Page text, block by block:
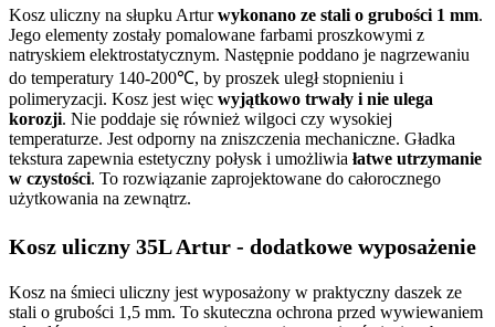
Kosz uliczny na słupku Arturwykonano ze stali o grubości 1 mm.
Jego elementy zostały pomalowane farbami proszkowymi z
natryskiem elektrostatycznym. Następnie poddano je nagrzewaniu
do temperatury 140-200℃, by proszek uległ stopnieniu i
polimeryzacji. Kosz jest więc wyjątkowo trwały i nie ulega
korozji. Nie poddaje się również wilgoci czy wysokiej
temperaturze. Jest odporny na zniszczenia mechaniczne. Gładka
tekstura zapewnia estetyczny połysk i umożliwia łatwe utrzymanie
w czystości. To rozwiązanie zaprojektowane do całorocznego
użytkowania na zewnątrz.
Kosz uliczny 35L Artur - dodatkowe wyposażenie
Kosz na śmieci uliczny jest wyposażony w praktyczny daszek ze
stali o grubości 1,5 mm. To skuteczna ochrona przed wywiewaniem